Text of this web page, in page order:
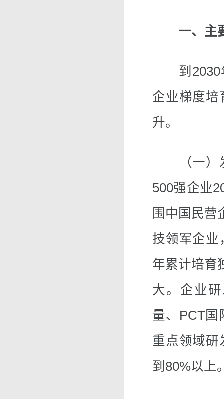
一、主
到2030年
企业梯度培
升。
（一）发
500强企业
围中国民营
技领军企业
年累计培育
大。企业
量、PCT
重点领域研
到80%以上